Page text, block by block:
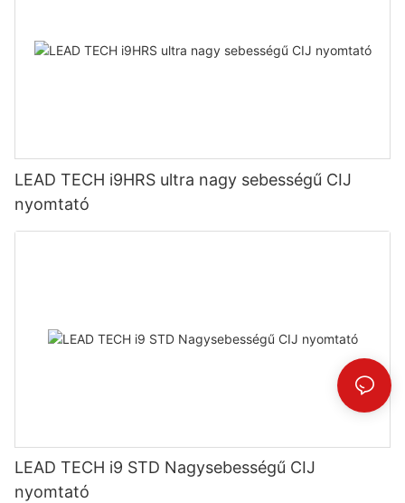
LEAD TECH i9HRS ultra nagy sebességű CIJ
nyomtató
LEAD TECH i9 STD Nagysebességű CIJ
nyomtató